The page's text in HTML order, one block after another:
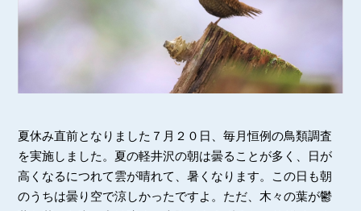
夏休み直前となりました７月２０日、毎月恒例の鳥類調査
を実施しました。夏の軽井沢の朝は曇ることが多く、日が
高くなるにつれて雲が晴れて、暑くなります。この日も朝
のうちは曇り空で涼しかったですよ。ただ、木々の葉が鬱